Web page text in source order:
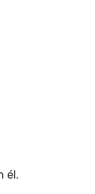
él.